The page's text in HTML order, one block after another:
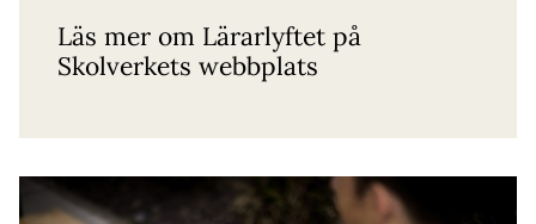
Läs mer om Lärarlyftet på
Skolverkets webbplats